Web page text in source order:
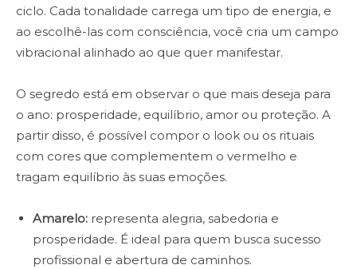
ciclo. Cada tonalidade carrega um tipo de energia, e
ao escolhê-las com consciência, você cria um campo
vibracional alinhado ao que quer manifestar.
O segredo está em observar o que mais deseja para
o ano: prosperidade, equilíbrio, amor ou proteção. A
partir disso, é possível compor o look ou os rituais
com cores que complementem o vermelho e
tragam equilíbrio às suas emoções.
Amarelo: representa alegria, sabedoria e
prosperidade. É ideal para quem busca sucesso
profissional e abertura de caminhos.